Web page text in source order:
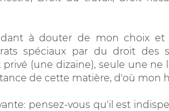
à douter de mon choix et
spéciaux par du droit des
(une dizaine), seule une ne
de cette matière, d'où mon
pensez-vous qu'il est